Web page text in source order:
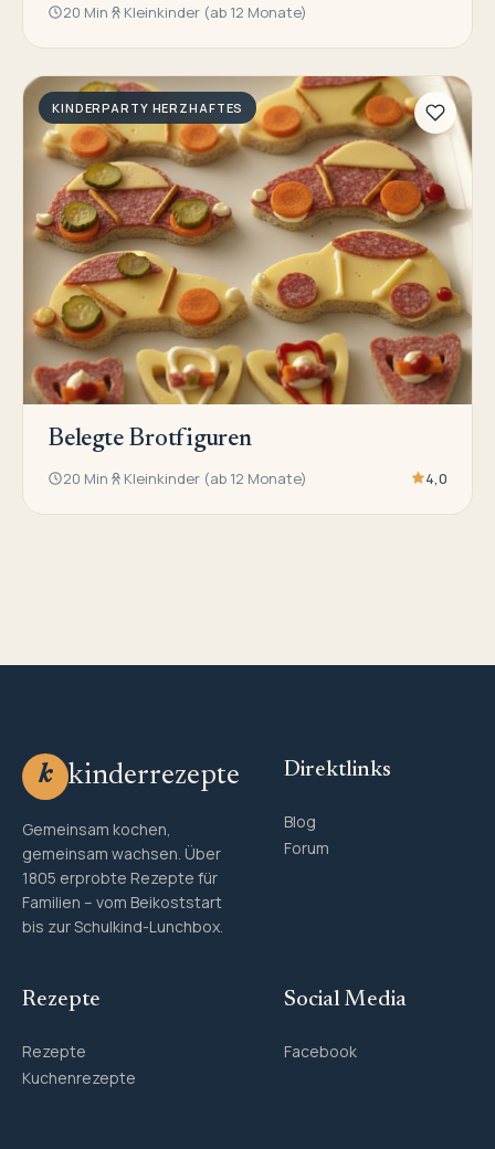
20 Min Kleinkinder (ab 12 Monate)
KINDERPARTY HERZHAFTES
Belegte Brotfiguren
20 Min Kleinkinder (ab 12 Monate) 4,0
k kinderrezepte
Gemeinsam kochen,
gemeinsam wachsen. Über
1805 erprobte Rezepte für
Familien – vom Beikoststart
bis zur Schulkind-Lunchbox.
Direktlinks
Blog
Forum
Rezepte
Rezepte
Kuchenrezepte
Social Media
Facebook